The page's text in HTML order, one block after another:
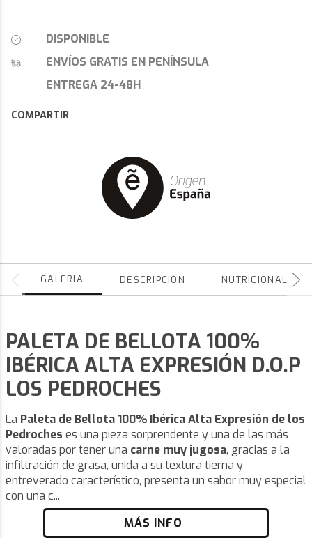
DISPONIBLE
ENVÍOS GRATIS EN PENÍNSULA
ENTREGA 24-48H
COMPARTIR
GALERÍA DESCRIPCIÓN NUTRICIONALES
PALETA DE BELLOTA 100%
IBÉRICA ALTA EXPRESIÓN D.O.P
LOS PEDROCHES
La Paleta de Bellota 100% Ibérica Alta Expresión de los
Pedroches es una pieza sorprendente y una de las más
valoradas por tener una carne muy jugosa, gracias a la
infiltración de grasa, unida a su textura tierna y
entreverado característico, presenta un sabor muy especial
con una c...
MÁS INFO